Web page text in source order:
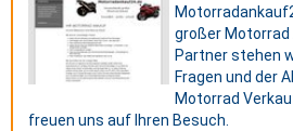
großer Motorrad
Partner stehen
Fragen und der
Motorrad
freuen uns auf Ihren Besuch.